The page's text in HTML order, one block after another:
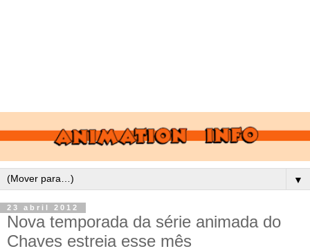
▼
23 abril 2012
Nova temporada da série animada do
Chaves estreia esse mês